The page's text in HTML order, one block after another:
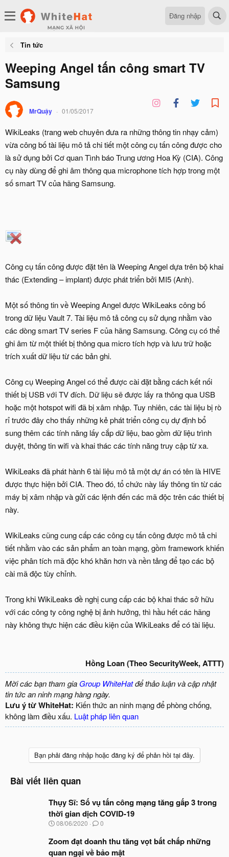
Đăng nhập
Tin tức
Weeping Angel tấn công smart TV
Samsung
MrQuậy 01/05/2017
WikiLeaks (trang web chuyên đưa ra những thông tin nhạy cảm)
vừa công bố tài liệu mô tả chi tiết một công cụ tấn công được cho
là sử dụng bởi Cơ quan Tình báo Trung ương Hoa Kỳ (CIA). Công
cụ này dùng để ghi âm thông qua microphone tích hợp trong một
số smart TV của hãng Samsung.
Công cụ tấn công được đặt tên là Weeping Angel dựa trên bộ khai
thác (Extending – implant) được phát triển bởi MI5 (Anh).
Một số thông tin về Weeping Angel được WikiLeaks công bố
trong dữ liệu Vault 7. Tài liệu mô tả công cụ sử dụng nhằm vào
các dòng smart TV series F của hãng Samsung. Công cụ có thể
ghi âm từ một thiết bị thông qua micro tích hợp và lưu trữ hoặc
trích xuất dữ liệu từ các bản ghi.
Công cụ Weeping Angel có thể được cài đặt bằng cách kết nối
thiết bị USB với TV đích. Dữ liệu sẽ được lấy ra thông qua USB
hoặc một hotspot wifi đã bị xâm nhập. Tuy nhiên, các tài liệu bị rò
rỉ trước đây cho thấy những kẻ phát triển công cụ dự định bổ
sung thêm các tính năng lấy cắp dữ liệu, bao gồm dữ liệu trình
duyệt, thông tin wifi và khai thác các tính năng truy cập từ xa.
WikiLeaks đã phát hành 6 tài liệu mô tả một dự án có tên là HIVE
được thực hiện bởi CIA. Theo đó, tổ chức này lấy thông tin từ các
máy bị xâm nhập và gửi các lệnh đến các mã độc trên các thiết bị
này.
WikiLeaks cũng cung cấp các công cụ tấn công được mô tả chi
tiết nhằm vào các sản phẩm an toàn mạng, gồm framework khiến
việc phân tích mã độc khó khăn hơn và nền tảng để tạo các bộ
cài mã độc tùy chỉnh.
Trong khi WikiLeaks đề nghị cung cấp các bộ khai thác sở hữu
với các công ty công nghệ bị ảnh hưởng, thì hầu hết các hãng
này không thực hiện các điều kiện của WikiLeaks để có tài liệu.
Hồng Loan (Theo SecurityWeek, ATTT)
Mời các bạn tham gia Group WhiteHatđể thảo luận và cập nhật
tin tức an ninh mạng hàng ngày.
Lưu ý từ WhiteHat: Kiến thức an ninh mạng để phòng chống,
không làm điều xấu. Luật pháp liên quan
Bạn phải đăng nhập hoặc đăng ký để phản hồi tại đây.
Bài viết liên quan
Thụy Sĩ: Số vụ tấn công mạng tăng gấp 3 trong
thời gian dịch COVID-19
N
à
y
08/06/2020 0
Zoom đạt doanh thu tăng vọt bất chấp những
quan ngại về bảo mật